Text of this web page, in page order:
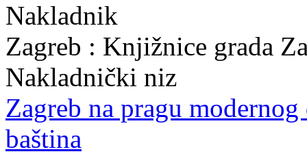
Nakladnik
Zagreb : Knjižnice grada
Nakladnički niz
Zagreb na pragu modernog
baština